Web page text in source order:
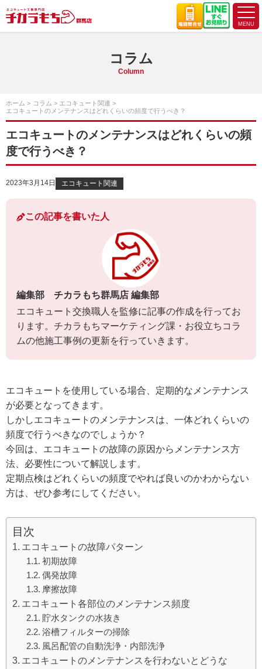
コラム
Column
ホーム コラム
エコキュート関連
エコキュートのメンテナンスはどれくらいの頻度で行うべき？
エコキュートのメンテナンスはどれくらいの頻
度で行うべき？
2023年3月14日 エコキュート関連
この記事を書いた人
編集部 チカラもち群馬店 編集部
エコキュート交換職人を監修に記事の作成を行ってお
ります。チカラもちマーケティング課・お役立ちコラ
ムの他施工事例の更新を行っていきます。
エコキュートを使用している場合、定期的なメンテナンス
が必要となってきます。
しかしエコキュートのメンテナンスは、一体どれくらいの
頻度で行うべきなのでしょうか？
今回は、エコキュートの故障の原因からメンテナンス方
法、必要性について解説します。
定期点検はどれくらいの頻度でやれば良いのかわからない
方は、ぜひ参考にしてください。
目次
エコキュートの故障パターン
初期故障
偶発故障
摩擦故障
エコキュート各部位のメンテナンス頻度
貯水タンクの水抜き
浴槽フィルターの掃除
風呂配管の自動洗浄・内部洗浄
エコキュートのメンテナンスを行わないとどうな